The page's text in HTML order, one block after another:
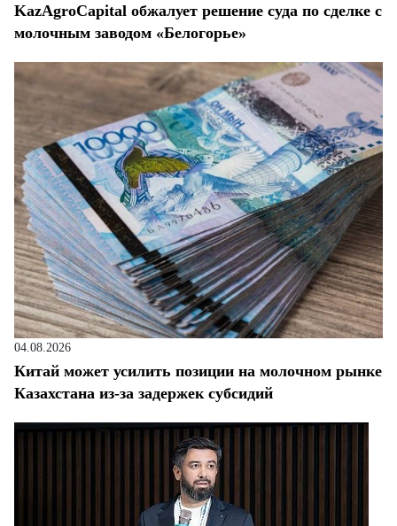
KazAgroCapital обжалует решение суда по сделке с
молочным заводом «Белогорье»
04.08.2026
Китай может усилить позиции на молочном рынке
Казахстана из-за задержек субсидий